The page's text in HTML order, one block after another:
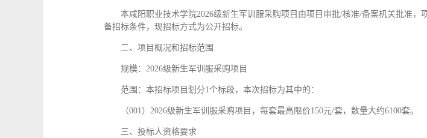
本咸阳职业技术学院2026级新生军训服采购项目由项目审批/核准/备案机关批准
备招标条件，现招标方式为公开招标。
二、项目概况和招标范围
规模：2026级新生军训服采购项目
范围：本招标项目划分1个标段，本次招标为其中的：
（001）2026级新生军训服采购项目，每套最高限价150元/套，数量大约6100套。
三、投标人资格要求